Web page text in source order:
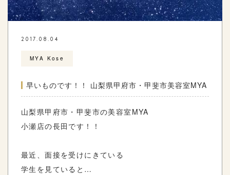
2017.08.04
MYA Kose
早いものです！！ 山梨県甲府市・甲斐市美容室MYA
山梨県甲府市・甲斐市の美容室MYA
小瀬店の長田です！！
最近、面接を受けにきている
学生を見ていると…